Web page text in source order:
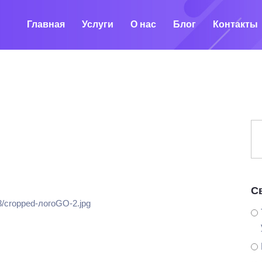
Главная Услуги О нас Блог Контакты
логоGO-2.jpg